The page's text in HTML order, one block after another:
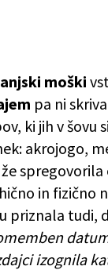
moški
pa ni
ki jih v šovu
akrojogo,
in fizično
priznala tudi,
izognila